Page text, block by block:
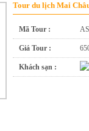
Tour du lịch Mai
Mã Tour :
Giá Tour :
Khách sạn :